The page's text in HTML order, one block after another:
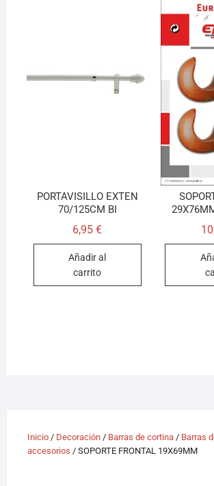
PORTAVISILLO EXTEN
70/125CM BI
6,95€
Añadir al
carrito
Inicio/ Decoración/ Barras de cortina/ Barras
accesorios / SOPORTE FRONTAL 19X69MM